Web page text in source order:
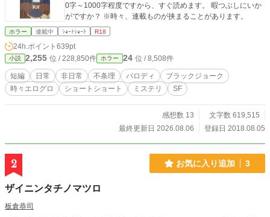
0字～1000字程度ですから、すぐ読めます。 暇つぶしにいか
がですか？ ※時々、連載ものが挟まることがあります。
ホラー 連載中 ｼｮｰﾄｼｮｰﾄ R18
24h.ポイント 639pt
小説 2,255 位 / 228,850件 ホラー 24 位 / 8,508件
短編 日常 非日常 不条理 パロディ
ブラックジョーク
時々エログロ
ショートショート ミステリ SF
感想数 13
文字数 619,515
最終更新日 2026.08.06
登録日 2018.08.05
2 お気に入り追加 3
ザイニンタチノマツロ
板倉恭司